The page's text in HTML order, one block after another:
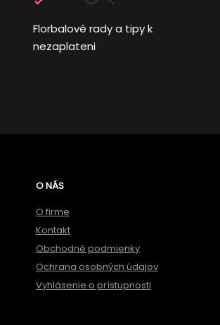
Florbalové rady a tipy k
nezaplateni
O NÁS
O firme
Kontakt
Obchodné podmienky
Ochrana osobných údajov
Vyhlásenie o prístupnosti